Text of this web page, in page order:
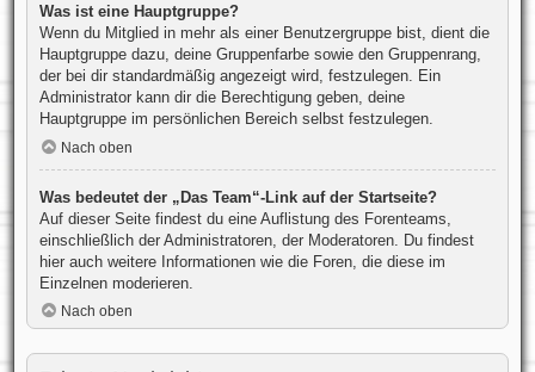
Was ist eine Hauptgruppe?
Wenn du Mitglied in mehr als einer Benutzergruppe bist, dient die
Hauptgruppe dazu, deine Gruppenfarbe sowie den Gruppenrang,
der bei dir standardmäßig angezeigt wird, festzulegen. Ein
Administrator kann dir die Berechtigung geben, deine
Hauptgruppe im persönlichen Bereich selbst festzulegen.
Nach oben
Was bedeutet der „Das Team“-Link auf der Startseite?
Auf dieser Seite findest du eine Auflistung des Forenteams,
einschließlich der Administratoren, der Moderatoren. Du findest
hier auch weitere Informationen wie die Foren, die diese im
Einzelnen moderieren.
Nach oben